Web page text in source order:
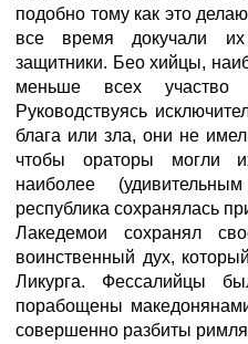
подобно тому как это
все время докучали
защитники. Бео хийцы,
меньше всех
Руководствуясь
блага или зла, они не
чтобы ораторы могли
наиболее
республика сохранялась
Лакедемои сохранял
воинственный дух,
Ликурга. Фессалийцы
порабощены
совершенно разбиты